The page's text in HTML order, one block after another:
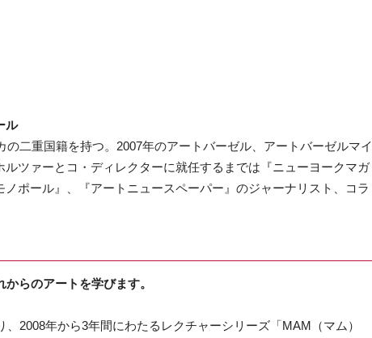
ル
の二重国籍を持つ。2007年のアートバーゼル、アートバーゼルマイ
ツァーとコ・ディレクターに就任するまでは『ニューヨークマガ
ポール』、『アートニュースペーパー』のジャーナリスト、コラ
らのアートを学びます。
2008年から3年間にわたるレクチャーシリーズ「MAM（マム）